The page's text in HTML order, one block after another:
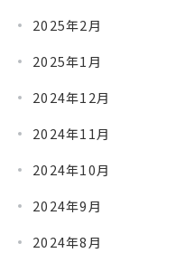
2025年2月
2025年1月
2024年12月
2024年11月
2024年10月
2024年9月
2024年8月